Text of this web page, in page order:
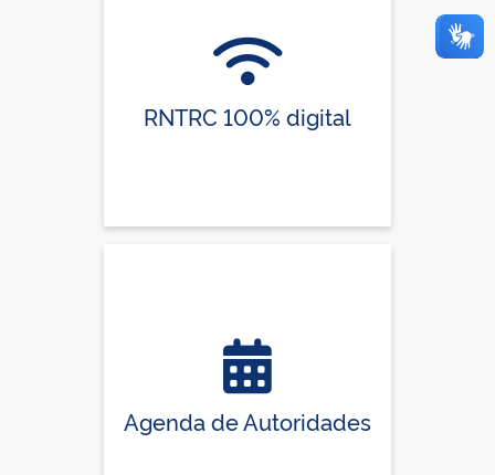
RNTRC 100% digital
Agenda de Autoridades